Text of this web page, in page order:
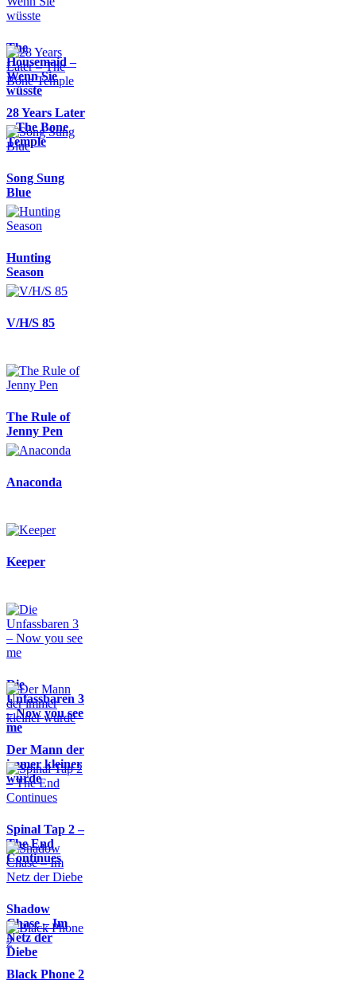
The
Housemaid –
Wenn Sie
wüsste
28 Years Later
– The Bone
Temple
Song Sung
Blue
Hunting
Season
V/H/S 85
The Rule of
Jenny Pen
Anaconda
Keeper
Die
Unfassbaren 3
– Now you see
me
Der Mann der
immer kleiner
wurde
Spinal Tap 2 –
The End
Continues
Shadow
Chase – Im
Netz der
Diebe
Black Phone 2